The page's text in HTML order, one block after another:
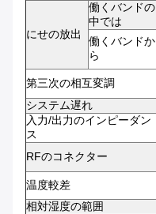
にせの放出
働くバンドの
中では
働くバンドか
ら
第三次の相互変調
システム遅れ
入力/出力のインピーダン
ス
RFのコネクター
温度較差
相対湿度の範囲